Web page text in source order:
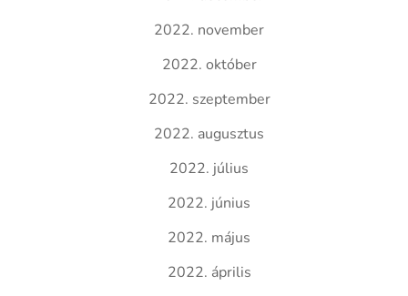
2022. november
2022. október
2022. szeptember
2022. augusztus
2022. július
2022. június
2022. május
2022. április